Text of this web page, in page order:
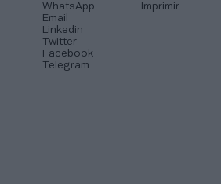
WhatsApp
Email
Linkedin
Twitter
Facebook
Telegram
Imprimir